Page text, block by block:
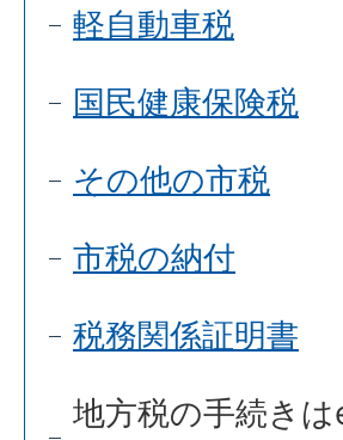
軽自動車税
国民健康保険税
その他の市税
市税の納付
税務関係証明書
地方税の手続き